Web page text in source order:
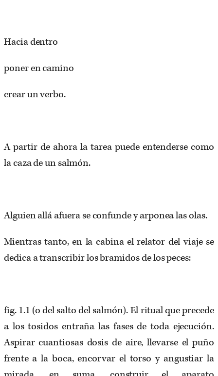
Hacia dentro
poner en camino
crear un verbo.
A partir de ahora la tarea puede entenderse como
la caza de un salmón.
Alguien allá afuera se confunde y arponea las olas.
Mientras tanto, en la cabina el relator del viaje se
dedica a transcribir los bramidos de los peces:
fig. 1.1 (o del salto del salmón). El ritual que precede
a los tosidos entraña las fases de toda ejecución.
Aspirar cuantiosas dosis de aire, llevarse el puño
frente a la boca, encorvar el torso y angustiar la